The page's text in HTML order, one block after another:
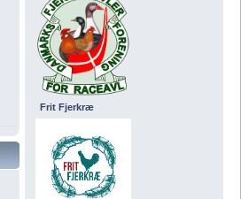
Frit Fjerkræ